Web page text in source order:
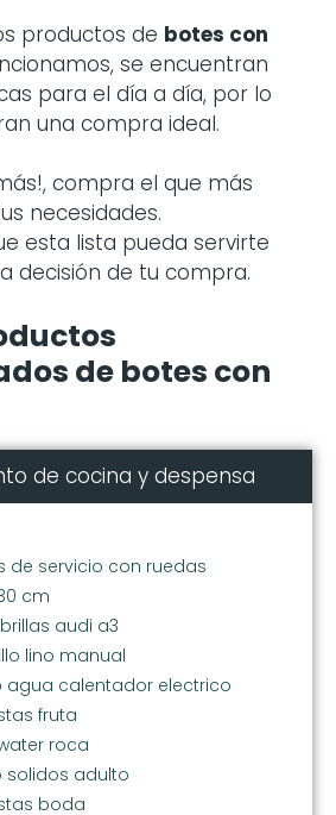
productos de botes con
se encuentran
para el día a día, por lo
una compra ideal.
compra el que más
necesidades.
esta lista pueda servirte
decisión de tu compra.
de botes con
de cocina y despensa
de servicio con ruedas
cm
audi a3
lino manual
agua calentador electrico
fruta
roca
solidos adulto
boda